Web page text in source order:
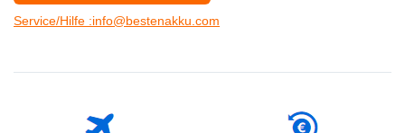
Service/Hilfe :info@bestenakku.com